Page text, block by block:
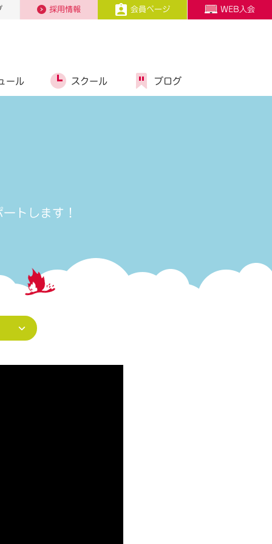
採用情報 会員ページ WEB入会
ール スクール ブログ
トします！